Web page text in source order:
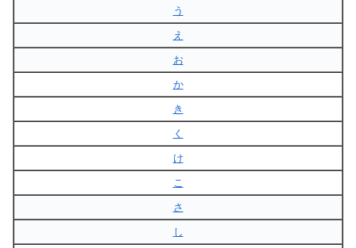
う
え
お
か
き
く
け
こ
さ
し